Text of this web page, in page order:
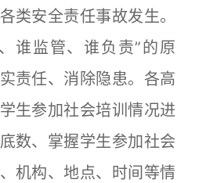
类安全责任事故发生。
谁监管、谁负责”的原
责任、消除隐患。各高
生参加社会培训情况进
数、掌握学生参加社会
机构、地点、时间等情